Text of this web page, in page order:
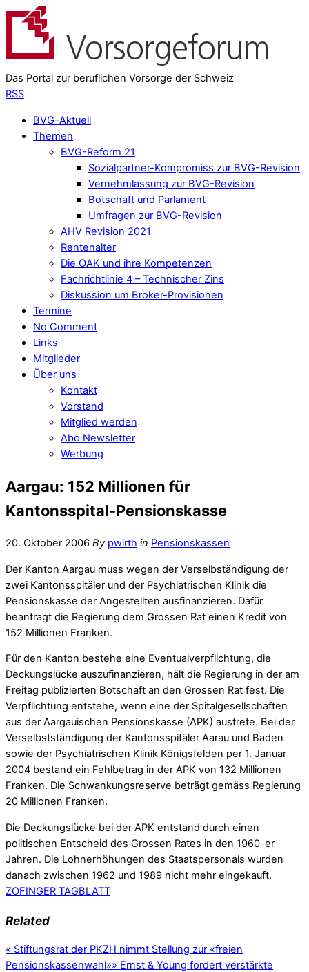
Das Portal zur beruflichen Vorsorge der Schweiz
RSS
BVG-Aktuell
Themen
BVG-Reform 21
Sozialpartner-Kompromiss zur BVG-Revision
Vernehmlassung zur BVG-Revision
Botschaft und Parlament
Umfragen zur BVG-Revision
AHV Revision 2021
Rentenalter
Die OAK und ihre Kompetenzen
Fachrichtlinie 4 – Technischer Zins
Diskussion um Broker-Provisionen
Termine
No Comment
Links
Mitglieder
Über uns
Kontakt
Vorstand
Mitglied werden
Abo Newsletter
Werbung
Aargau: 152 Millionen für
Kantonsspital-Pensionskasse
20. Oktober 2006 By pwirth in Pensionskassen
Der Kanton Aargau muss wegen der Verselbständigung der
zwei Kantonsspitäler und der Psychiatrischen Klinik die
Pensionskasse der Angestellten ausfinanzieren. Dafür
beantragt die Regierung dem Grossen Rat einen Kredit von
152 Millionen Franken.
Für den Kanton bestehe eine Eventualverpflichtung, die
Deckungslücke auszufinanzieren, hält die Regierung in der am
Freitag publizierten Botschaft an den Grossen Rat fest. Die
Verpflichtung entstehe, wenn eine der Spitalgesellschaften
aus der Aargauischen Pensionskasse (APK) austrete. Bei der
Verselbstständigung der Kantonsspitäler Aarau und Baden
sowie der Psychiatrischen Klinik Königsfelden per 1. Januar
2004 bestand ein Fehlbetrag in der APK von 132 Millionen
Franken. Die Schwankungsreserve beträgt gemäss Regierung
20 Millionen Franken.
Die Deckungslücke bei der APK entstand durch einen
politischen Entscheid des Grossen Rates in den 1960-er
Jahren. Die Lohnerhöhungen des Staatspersonals wurden
danach zwischen 1962 und 1989 nicht mehr eingekauft.
ZOFINGER TAGBLATT
Related
« Stiftungsrat der PKZH nimmt Stellung zur «freien
Pensionskassenwahl»» Ernst & Young fordert verstärkte